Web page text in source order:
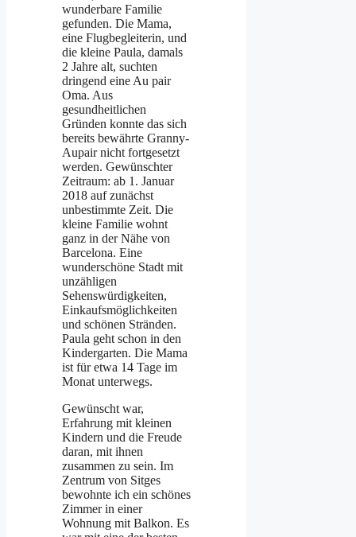
wunderbare Familie
gefunden. Die Mama,
eine Flugbegleiterin, und
die kleine Paula, damals
2 Jahre alt, suchten
dringend eine Au pair
Oma. Aus
gesundheitlichen
Gründen konnte das sich
bereits bewährte Granny-
Aupair nicht fortgesetzt
werden. Gewünschter
Zeitraum: ab 1. Januar
2018 auf zunächst
unbestimmte Zeit. Die
kleine Familie wohnt
ganz in der Nähe von
Barcelona. Eine
wunderschöne Stadt mit
unzähligen
Sehenswürdigkeiten,
Einkaufsmöglichkeiten
und schönen Stränden.
Paula geht schon in den
Kindergarten. Die Mama
ist für etwa 14 Tage im
Monat unterwegs.
Gewünscht war,
Erfahrung mit kleinen
Kindern und die Freude
daran, mit ihnen
zusammen zu sein. Im
Zentrum von Sitges
bewohnte ich ein schönes
Zimmer in einer
Wohnung mit Balkon. Es